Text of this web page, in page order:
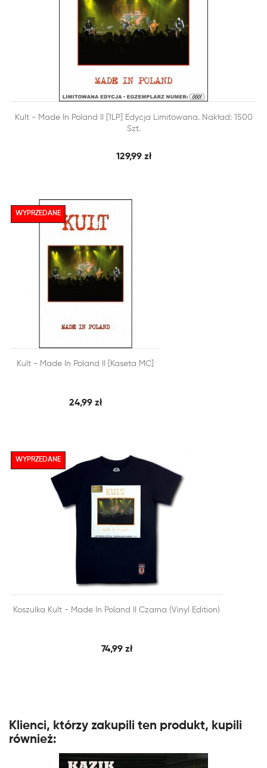
DODAJ DO KOSZYKA SZYBKI PODGLĄD
Kult - Made In Poland II [1LP] Edycja Limitowana. Nakład: 1500
Szt.
129,99 zł
DODAJ DO KOSZYKA
 SZYBKI PODGLĄD
Kult - Made In Poland II [Kaseta MC]
24,99 zł
WYPRZEDANE
DODAJ DO KOSZYKA SZYBKI PODGLĄD
Koszulka Kult - Made In Poland II Czarna (Vinyl Edition)
74,99 zł
WYPRZEDANE
Klienci, którzy zakupili ten produkt, kupili
również: